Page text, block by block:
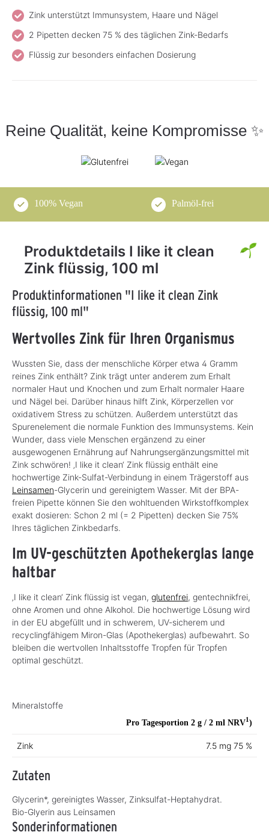
Zink unterstützt Immunsystem, Haare und Nägel
2 Pipetten decken 75 % des täglichen Zink-Bedarfs
Flüssig zur besonders einfachen Dosierung
Reine Qualität, keine Kompromisse ✨
100% Vegan Palmöl-frei
Produktdetails I like it clean
Zink flüssig, 100 ml
Produktinformationen "I like it clean Zink
flüssig, 100 ml"
Wertvolles Zink für Ihren Organismus
Wussten Sie, dass der menschliche Körper etwa 4 Gramm
reines Zink enthält? Zink trägt unter anderem zum Erhalt
normaler Haut und Knochen und zum Erhalt normaler Haare
und Nägel bei. Darüber hinaus hilft Zink, Körperzellen vor
oxidativem Stress zu schützen. Außerdem unterstützt das
Spurenelement die normale Funktion des Immunsystems. Kein
Wunder, dass viele Menschen ergänzend zu einer
ausgewogenen Ernährung auf Nahrungsergänzungsmittel mit
Zink schwören! ‚I like it clean‘ Zink flüssig enthält eine
hochwertige Zink-Sulfat-Verbindung in einem Trägerstoff aus
Leinsamen-Glycerin und gereinigtem Wasser. Mit der BPA-
freien Pipette können Sie den wohltuenden Wirkstoffkomplex
exakt dosieren: Schon 2 ml (= 2 Pipetten) decken Sie 75%
Ihres täglichen Zinkbedarfs.
Im UV-geschützten Apothekerglas lange
haltbar
‚I like it clean‘ Zink flüssig ist vegan, glutenfrei, gentechnikfrei,
ohne Aromen und ohne Alkohol. Die hochwertige Lösung wird
in der EU abgefüllt und in schwerem, UV-sicherem und
recyclingfähigem Miron-Glas (Apothekerglas) aufbewahrt. So
bleiben die wertvollen Inhaltsstoffe Tropfen für Tropfen
optimal geschützt.
Mineralstoffe
Pro Tagesportion 2 g / 2 ml NRV1)
Zink 7.5 mg 75 %
Zutaten
Glycerin*, gereinigtes Wasser, Zinksulfat-Heptahydrat.
Bio-Glyerin aus Leinsamen
Sonderinformationen